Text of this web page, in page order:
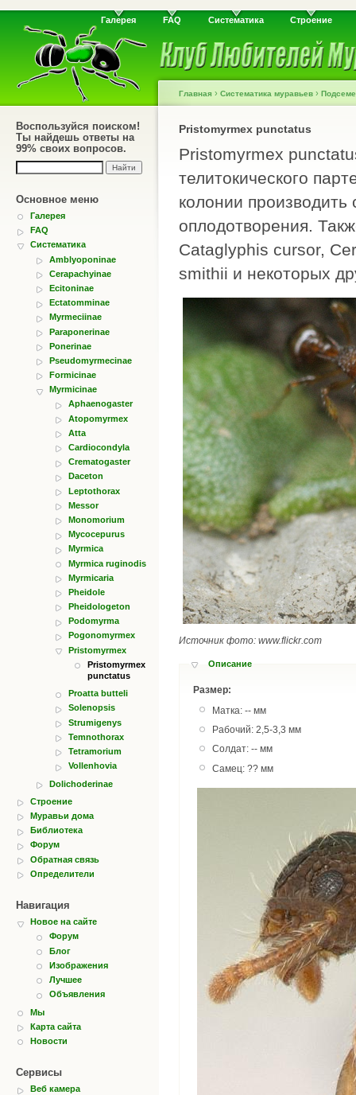
Галерея FAQ Систематика Строение
Воспользуйся поиском!
Ты найдешь ответы на
99% своих вопросов.
Основное меню
Галерея
FAQ
Систематика
Amblyoponinae
Cerapachyinae
Ecitoninae
Ectatomminae
Myrmeciinae
Paraponerinae
Ponerinae
Pseudomyrmecinae
Formicinae
Myrmicinae
Aphaenogaster
Atopomyrmex
Atta
Cardiocondyla
Crematogaster
Daceton
Leptothorax
Messor
Monomorium
Mycocepurus
Myrmica
Myrmica ruginodis
Myrmicaria
Pheidole
Pheidologeton
Podomyrma
Pogonomyrmex
Pristomyrmex
Pristomyrmex
punctatus
Proatta butteli
Solenopsis
Strumigenys
Temnothorax
Tetramorium
Vollenhovia
Dolichoderinae
Строение
Муравьи дома
Библиотека
Форум
Обратная связь
Определители
Навигация
Новое на сайте
Форум
Блог
Изображения
Лучшее
Объявления
Мы
Карта сайта
Новости
Сервисы
Веб камера
Главная › Систематика муравьев ›
Pristomyrmex punctatus
Pristomyrmex
телитокического
колонии
оплодотворения.
Cataglyphis cursor,
smithii и некоторых
Источник фото: www.flickr.com
Описание
Размер:
Матка: -- мм
Рабочий: 2,5-3,3 мм
Солдат: -- мм
Самец: ?? мм